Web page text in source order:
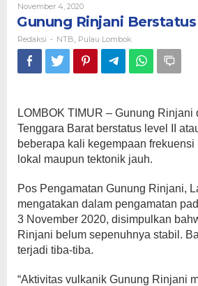
November 4, 2020Oleh
Redaksi
Gunung Rinjani
Redaksi - NTB Pulau Lombok
LOMBOK TIMUR – Gunung Rinjani
Tenggara Barat berstatus level II
beberapa kali kegempaan frekuensi
lokal maupun tektonik jauh.
Pos Pengamatan Gunung Rinjani,
mengatakan dalam pengamatan
3 November 2020, disimpulkan
Rinjani belum sepenuhnya stabil.
terjadi tiba-tiba.
“Aktivitas vulkanik Gunung Rinjani